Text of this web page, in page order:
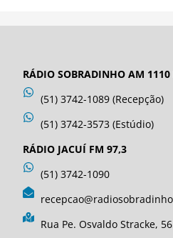
RÁDIO SOBRADINHO AM 1110
(51) 3742-1089 (Recepção)
(51) 3742-3573 (Estúdio)
RÁDIO JACUÍ FM 97,3
(51) 3742-1090
Rua Pe. Osvaldo Stracke,